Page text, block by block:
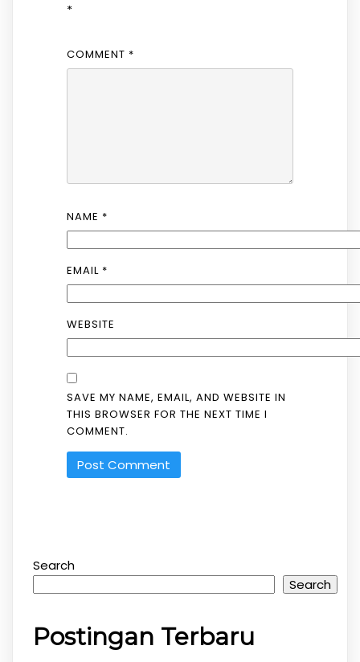
*
COMMENT *
NAME *
EMAIL *
WEBSITE
SAVE MY NAME, EMAIL, AND WEBSITE IN
THIS BROWSER FOR THE NEXT TIME I
COMMENT.
Search
Search
Postingan Terbaru